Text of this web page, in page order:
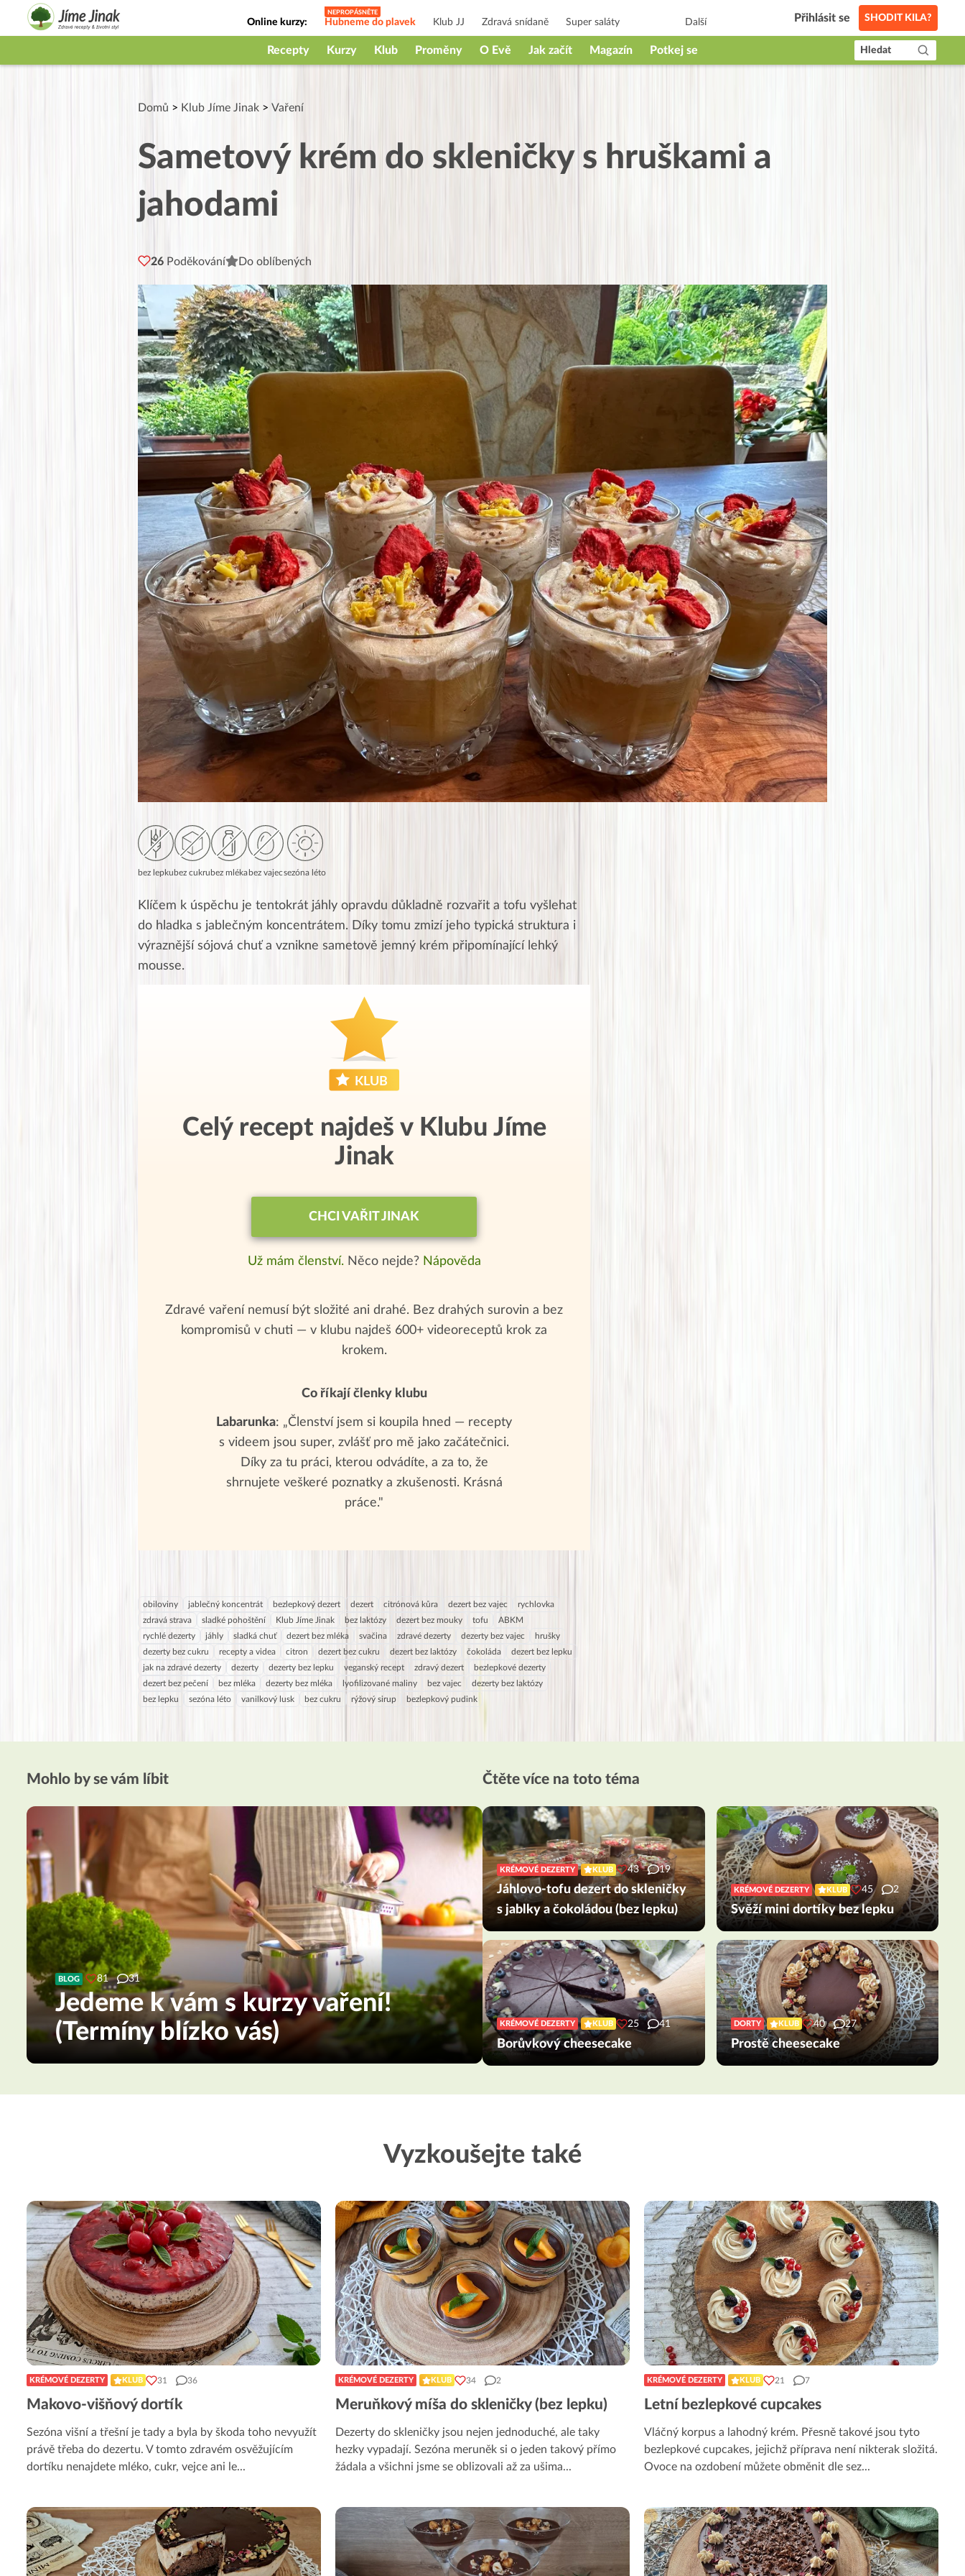
Online kurzy: Hubneme do plavek Klub JJ Zdravá snídaně Super saláty
Jak na babičky
Další Přihlásit se SHODIT KILA?
Recepty Kurzy Klub Proměny O Evě Jak začít Magazín Potkej se Hledat
Domů > Klub Jíme Jinak > Vaření
Sametový krém do skleničky s hruškami a
jahodami
26 Poděkování Do oblíbených
bez lepkubez cukrubez mlékabez vajecsezóna léto
Klíčem k úspěchu je tentokrát jáhly opravdu důkladně rozvařit a tofu vyšlehat
do hladka s jablečným koncentrátem. Díky tomu zmizí jeho typická struktura i
výraznější sójová chuť a vznikne sametově jemný krém připomínající lehký
mousse.
Celý recept najdeš v Klubu Jíme
Jinak
CHCI VAŘIT JINAK
Už mám členství. Něco nejde? Nápověda
Zdravé vaření nemusí být složité ani drahé. Bez drahých surovin a bez
kompromisů v chuti — v klubu najdeš 600+ videoreceptů krok za
krokem.
Co říkají členky klubu
Labarunka: „Členství jsem si koupila hned — recepty
s videem jsou super, zvlášť pro mě jako začátečnici.
Díky za tu práci, kterou odvádíte, a za to, že
shrnujete veškeré poznatky a zkušenosti. Krásná
práce."
obiloviny jablečný koncentrát bezlepkový dezert dezert citrónová kůra dezert bez vajec
rychlovka
zdravá strava
sladké pohoštění Klub Jíme Jinak bez laktózy dezert bez mouky tofu
ABKM
rychlé dezerty
jáhly sladká chuť dezert bez mléka svačina zdravé dezerty dezerty bez vajec
hrušky
dezerty bez cukru
recepty a videa citron dezert bez cukru dezert bez laktózy čokoláda
dezert bez lepku
jak na zdravé dezerty
dezerty dezerty bez lepku veganský recept zdravý dezert
bezlepkové dezerty
dezert bez pečení
bez mléka dezerty bez mléka lyofilizované maliny bez vajec
dezerty bez laktózy
bez lepku
sezóna léto vanilkový lusk bez cukru rýžový sirup bezlepkový pudink
Mohlo by se vám líbit
BLOG 81 31
Jedeme k vám s kurzy vaření!
(Termíny blízko vás)
Čtěte více na toto téma
KRÉMOVÉ DEZERTY KLUB 43 19
Jáhlovo-tofu dezert do skleničky
s jablky a čokoládou (bez lepku)
KRÉMOVÉ DEZERTY KLUB 45 2
Svěží mini dortíky bez lepku
KRÉMOVÉ DEZERTY KLUB 25 41
Borůvkový cheesecake
DORTY KLUB 40 27
Prostě cheesecake
Vyzkoušejte také
KRÉMOVÉ DEZERTY KLUB 31 36
Makovo-višňový dortík
Sezóna višní a třešní je tady a byla by škoda toho nevyužít
právě třeba do dezertu. V tomto zdravém osvěžujícím
dortíku nenajdete mléko, cukr, vejce ani le...
KRÉMOVÉ DEZERTY KLUB 34 2
Meruňkový míša do skleničky (bez lepku)
Dezerty do skleničky jsou nejen jednoduché, ale taky
hezky vypadají. Sezóna meruněk si o jeden takový přímo
žádala a všichni jsme se oblizovali až za ušima...
KRÉMOVÉ DEZERTY KLUB 21 7
Letní bezlepkové cupcakes
Vláčný korpus a lahodný krém. Přesně takové jsou tyto
bezlepkové cupcakes, jejichž příprava není nikterak složitá.
Ovoce na ozdobení můžete obměnit dle sez...